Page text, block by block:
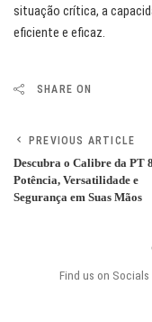
situação crítica, a
eficiente e eficaz.
SHARE ON
PREVIOUS ARTICLE
Descubra o Calibre da PT
Potência, Versatilidade e
Segurança em Suas Mãos
Find us on Socials